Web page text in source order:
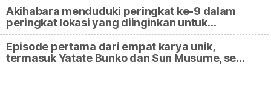
Akihabara menduduki peringkat ke-9 dalam
peringkat lokasi yang diinginkan untuk…
Episode pertama dari empat karya unik,
termasuk Yatate Bunko dan Sun Musume, se…